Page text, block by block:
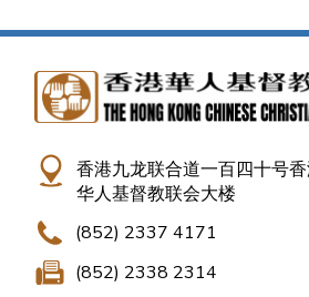
香港九龙联合道一百四十号
华人基督教联会大楼
(852) 2337 4171
(852) 2338 2314